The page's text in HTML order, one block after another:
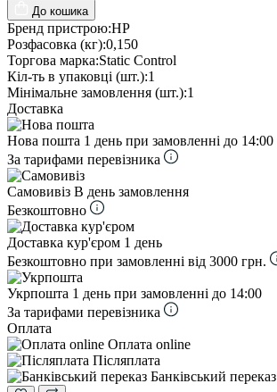
До кошика
Бренд пристрою:HP
Розфасовка (кг):0,150
Торгова марка:Static Control
Кіл-ть в упаковці (шт.):1
Мінімальне замовлення (шт.):1
Доставка
Нова пошта 1 день при замовленні до 14:00
За тарифами перевізника
Самовивіз В день замовлення
Безкоштовно
Доставка кур'єром 1 день
Безкоштовно при замовленні від 3000 грн.
Укрпошта 1 день при замовленні до 14:00
За тарифами перевізника
Оплата
Оплата online
Післяплата
Банківський переказ